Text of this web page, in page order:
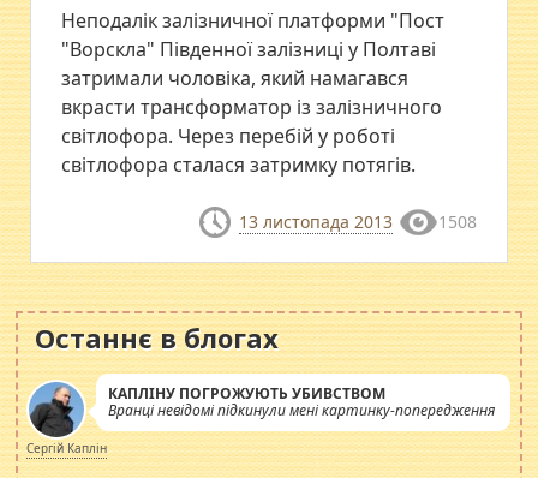
Неподалік залізничної платформи "Пост
"Ворскла" Південної залізниці у Полтаві
затримали чоловіка, який намагався
вкрасти трансформатор із залізничного
світлофора. Через перебій у роботі
світлофора сталася затримку потягів.
13 листопада 2013 1508
Останнє в блогах
КАПЛІНУ ПОГРОЖУЮТЬ УБИВСТВОМ
Вранці невідомі підкинули мені картинку-попередження
Сергій Каплін